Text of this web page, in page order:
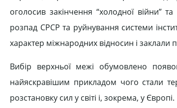
оголосив закінчення “холодної війни”
розпад СРСР та руйнування системи
характер міжнародних відносин і заклали
Вибір верхньої межі обумовлено
найяскравішим прикладом чого стали
розстановку сил у світі і, зокрема, у Європі.